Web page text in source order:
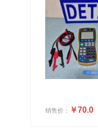
销售价： ￥70.0